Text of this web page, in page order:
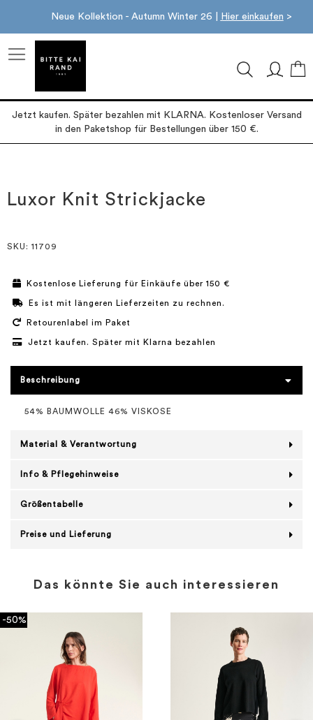
Neue Kollektion - Autumn Winter 26 | Hier einkaufen >
Jetzt kaufen. Später bezahlen mit KLARNA. Kostenloser Versand
in den Paketshop für Bestellungen über 150 €.
der
Bildgalerie
der
Bildgalerie
Luxor Knit Strickjacke
SKU : 11709
Kostenlose Lieferung für Einkäufe über 150 €
Es ist mit längeren Lieferzeiten zu rechnen.
Retourenlabel im Paket
Jetzt kaufen. Später mit Klarna bezahlen
Beschreibung
54% BAUMWOLLE 46% VISKOSE
Material & Verantwortung
Info & Pflegehinweise
Größentabelle
Preise und Lieferung
Das könnte Sie auch interessieren
-50%